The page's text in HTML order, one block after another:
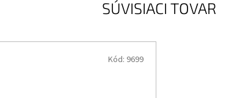
SÚVISIACI TOVAR
Kód: 9699